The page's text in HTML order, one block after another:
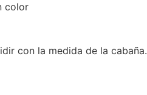
color
con la medida de la cabaña.